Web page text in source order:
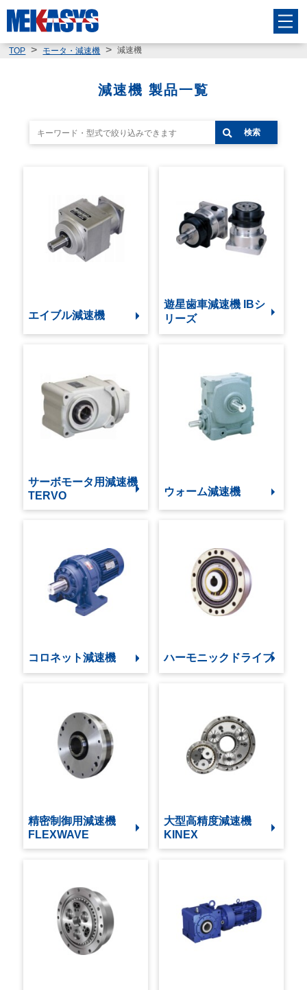
TOP モータ・減速機 減速機
減速機 製品一覧
検索
エイブル減速機
遊星歯車減速機 IBシ
リーズ
サーボモータ用減速機
TERVO
ウォーム減速機
コロネット減速機 ハーモニックドライブ
精密制御用減速機
FLEXWAVE
大型高精度減速機
KINEX